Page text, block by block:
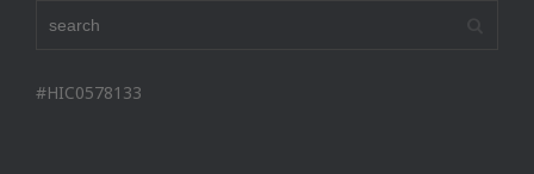
#HIC0578133